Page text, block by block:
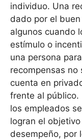
individuo. Una
dado por el
algunos cuando
estímulo o
una persona
recompensas no
cuenta en
frente al público.
los empleados
logran el
desempeño, por